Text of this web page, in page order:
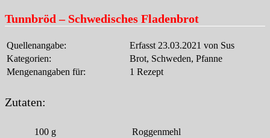
Tunnbröd – Schwedisches Fladenbrot
Quellenangabe:
Erfasst 23.03.2021 von Sus
Kategorien:
Brot, Schweden, Pfanne
Mengenangaben für:
1 Rezept
Zutaten:
100 g
Roggenmehl